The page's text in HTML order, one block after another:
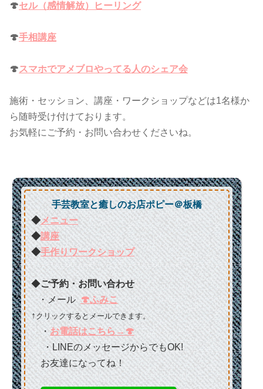
🍄セル（感情解放）ヒーリング
🍄手相講座
🍄スマホでアメブロやってる人のシェア会
施術・セッション、講座・ワークショップなどは1名様か
ら随時受け付けております。
お気軽にご予約・お問い合わせくださいね。
手芸教室と癒しのお店ポピー＠板橋
◆メニュー
◆講座
◆手作りワークショップ
◆ご予約・お問い合わせ
・メール 🍄ふみこ
↑ クリックするとメールできます。
・お電話はこちら→🍄
・LINEのメッセージからでもOK!
お友達になってね！